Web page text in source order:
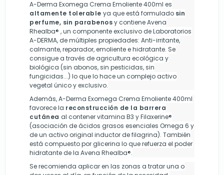
A-Derma Exomega Crema Emoliente 400ml es
altamente tolerable ya que está formulado sin
perfume, sin parabenosy contiene Avena
Rhealba® , un componente exclusivo de Laboratorios
A-DERMA, de múltiples propiedades: Anti-irritante,
calmante, reparador, emoliente e hidratante. Se
consigue a través de agricultura ecológica y
biológica (sin abonos, sin pesticidas, sin
fungicidas...) lo que lo hace un complejo activo
vegetal único y exclusivo.
Además, A-Derma Exomega Crema Emoliente 400ml
favorece la reconstrucción de la barrera
cutánea al contener vitamina B3 y Filaxerine®
(asociación de ácidos grasos esenciales Omega 6 y
de un activo original inductor de filagrina). También
está compuesto por glicerina lo que refuerza el poder
hidratante de la Avena Rhealba®.
Se recomienda aplicar en las zonas a tratar una o